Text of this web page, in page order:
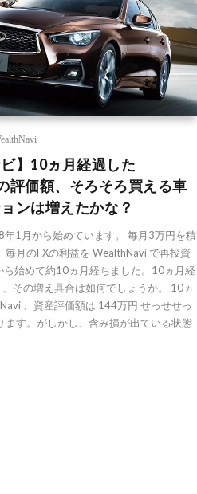
ビ】10ヵ月経過した
価額、そろそろ買える車
ンは増えたかな？
1月から始めています。 毎月3万円を積
毎月のFXの利益を WealthNavi で再投資
ら始めて約10ヵ月経ちました。10ヵ月経
その増え具合は如何でしょうか。 10ヵ
、資産評価額は 144万円 せっせせっ
ます。がしかし、含み損が出ている状態